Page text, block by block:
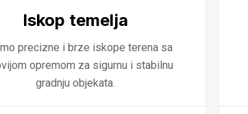
Iskop temelja
precizne i brze iskope terena sa
opremom za sigurnu i stabilnu
gradnju objekata.